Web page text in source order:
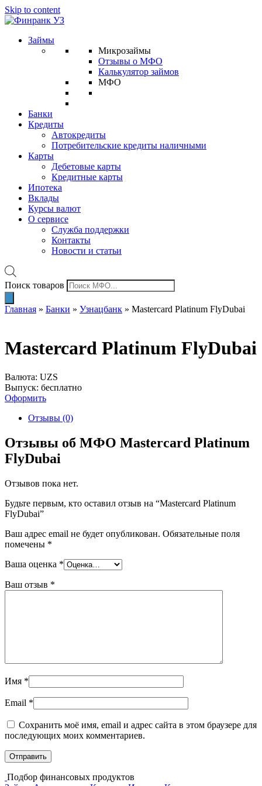
Skip to content
Займы
Микрозаймы
Отзывы о МФО
Калькулятор займов
МФО
Банки
Кредиты
Автокредиты
Потребительские кредиты наличными
Карты
Дебетовые карты
Кредитные карты
Ипотека
Вклады
Курсы валют
О сервисе
Служба поддержки
Контакты
Новости и статьи
Поиск товаров
Главная » Банки » Узнацбанк » Mastercard Platinum FlyDubai
Mastercard Platinum FlyDubai
Валюта: UZS
Выпуск: бесплатно
Оформить
Отзывы (0)
Отзывы об МФО Mastercard Platinum
FlyDubai
Отзывов пока нет.
Будьте первым, кто оставил отзыв на “Mastercard Platinum
FlyDubai”
Ваш адрес email не будет опубликован. Обязательные поля
помечены *
Ваша оценка *
Ваш отзыв *
Имя *
Email *
Сохранить моё имя, email и адрес сайта в этом браузере для
последующих моих комментариев.
Подбор финансовых продуктов